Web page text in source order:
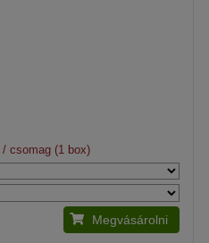
/ csomag (1 box)
Megvásárolni